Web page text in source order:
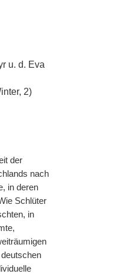
u. d. Eva
2)
der
nach
in deren
Schlüter
in